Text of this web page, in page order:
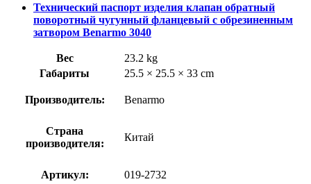
Технический паспорт изделия клапан обратный
поворотный чугунный фланцевый с обрезиненным
затвором Benarmo 3040
Вес
23.2 kg
Габариты
25.5 × 25.5 × 33 cm
Производитель: Benarmo
Страна
производителя:
Китай
Артикул: 019-2732